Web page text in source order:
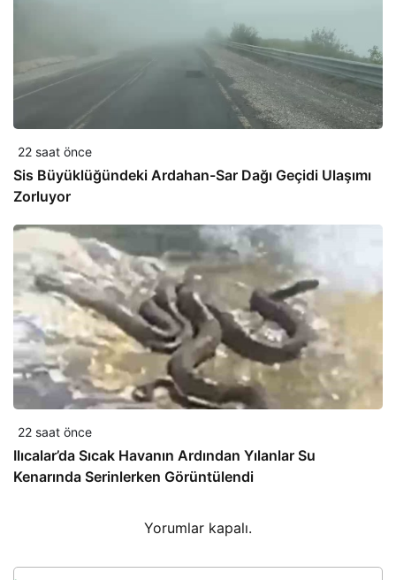
22 saat önce
Sis Büyüklüğündeki Ardahan-Sar Dağı Geçidi Ulaşımı
Zorluyor
22 saat önce
Ilıcalar’da Sıcak Havanın Ardından Yılanlar Su
Kenarında Serinlerken Görüntülendi
Yorumlar kapalı.